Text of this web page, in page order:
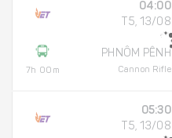
7h 00m
04:00
T5, 13/08
PHNÔM PÊNH
Cannon Rifle
05:30
T5, 13/08